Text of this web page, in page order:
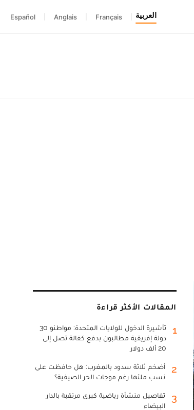
العربية Français
Anglais
Español
المقالات الأكثر قراءة
1
تأشيرة الدخول للولايات المتحدة: مواطنو 30
دولة إفريقية مطالبون بدفع كفالة تصل إلى
20 ألف دولار
2
أضخم ثلاثة سدود بالمغرب: هل حافظت على
نسب ملئها رغم موجات الحر الصيفية؟
3
تفاصيل منشأة رياضية كبرى مرتقبة بالدار
البيضاء